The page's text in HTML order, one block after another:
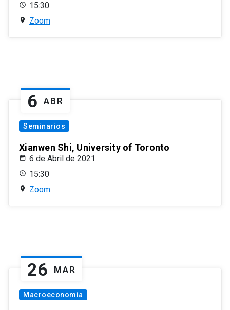
15:30
Zoom
6 ABR
Seminarios
Xianwen Shi, University of Toronto
6 de Abril de 2021
15:30
Zoom
26 MAR
Macroeconomía